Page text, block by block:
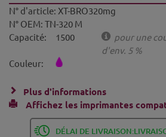
N° d'article: XT-BRO320mg
N° OEM: TN-320 M
Capacité:
1500
pour une
d'env. 5 %
Couleur:
Plus d'informations
Affichez les imprimantes
DÉLAI DE